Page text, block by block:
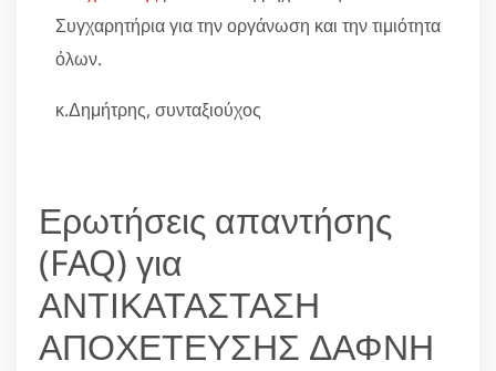
Συγχαρητήρια για την οργάνωση και την τιμιότητα
όλων.
κ.Δημήτρης, συνταξιούχος
Ερωτήσεις απαντήσης
(FAQ) για
ΑΝΤΙΚΑΤΑΣΤΑΣΗ
ΑΠΟΧΕΤΕΥΣΗΣ ΔΑΦΝΗ